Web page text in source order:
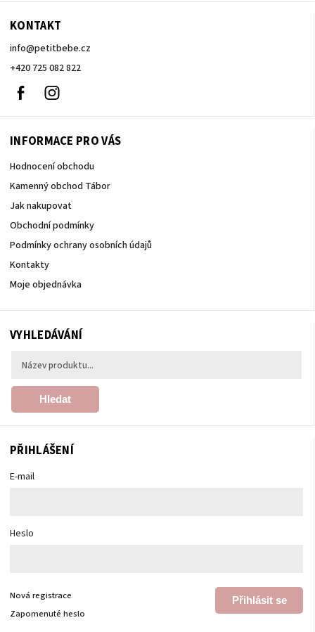
KONTAKT
info@petitbebe.cz
+420 725 082 822
Facebook
INFORMACE PRO VÁS
Hodnocení obchodu
Kamenný obchod Tábor
Jak nakupovat
Obchodní podmínky
Podmínky ochrany osobních údajů
Kontakty
Moje objednávka
VYHLEDÁVÁNÍ
Hledat
PŘIHLÁŠENÍ
E-mail
Heslo
Přihlásit se
Nová registrace
Zapomenuté heslo